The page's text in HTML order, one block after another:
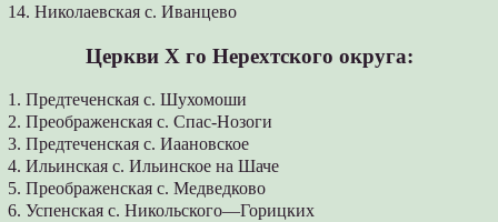
14. Николаевская с. Иванцево
Церкви X го Нерехтского округа:
1. Предтеченская с. Шухомоши
2. Преображенская с. Спас-Нозоги
3. Предтеченская с. Иаановское
4. Ильинская с. Ильинское на Шаче
5. Преображенская с. Медведково
6. Успенская с. Никольского—Горицких